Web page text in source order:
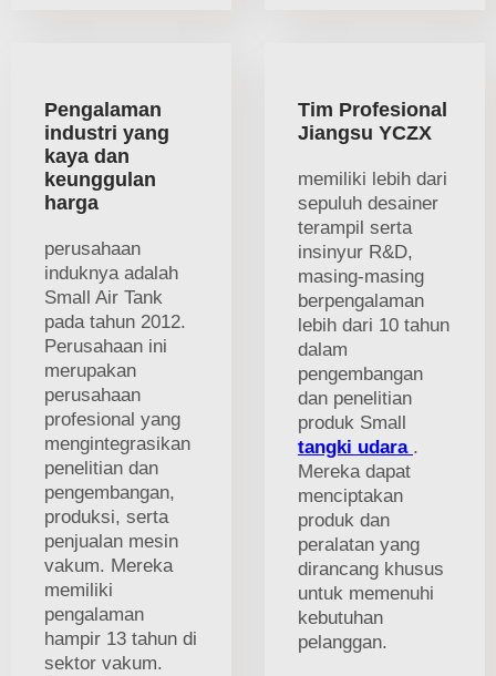
Pengalaman
industri yang
kaya dan
keunggulan
harga
perusahaan
induknya adalah
Small Air Tank
pada tahun 2012.
Perusahaan ini
merupakan
perusahaan
profesional yang
mengintegrasikan
penelitian dan
pengembangan,
produksi, serta
penjualan mesin
vakum. Mereka
memiliki
pengalaman
hampir 13 tahun di
sektor vakum.
Tim Profesional
Jiangsu YCZX
memiliki lebih dari
sepuluh desainer
terampil serta
insinyur R&D,
masing-masing
berpengalaman
lebih dari 10 tahun
dalam
pengembangan
dan penelitian
produk Small
tangki udara .
Mereka dapat
menciptakan
produk dan
peralatan yang
dirancang khusus
untuk memenuhi
kebutuhan
pelanggan.